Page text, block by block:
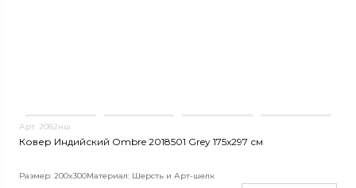
Арт. 2082нш
Ковер Индийский Ombre 2018501 Grey 175x297 см
Размер: 200x300Материал: Шерсть и Арт-шелк